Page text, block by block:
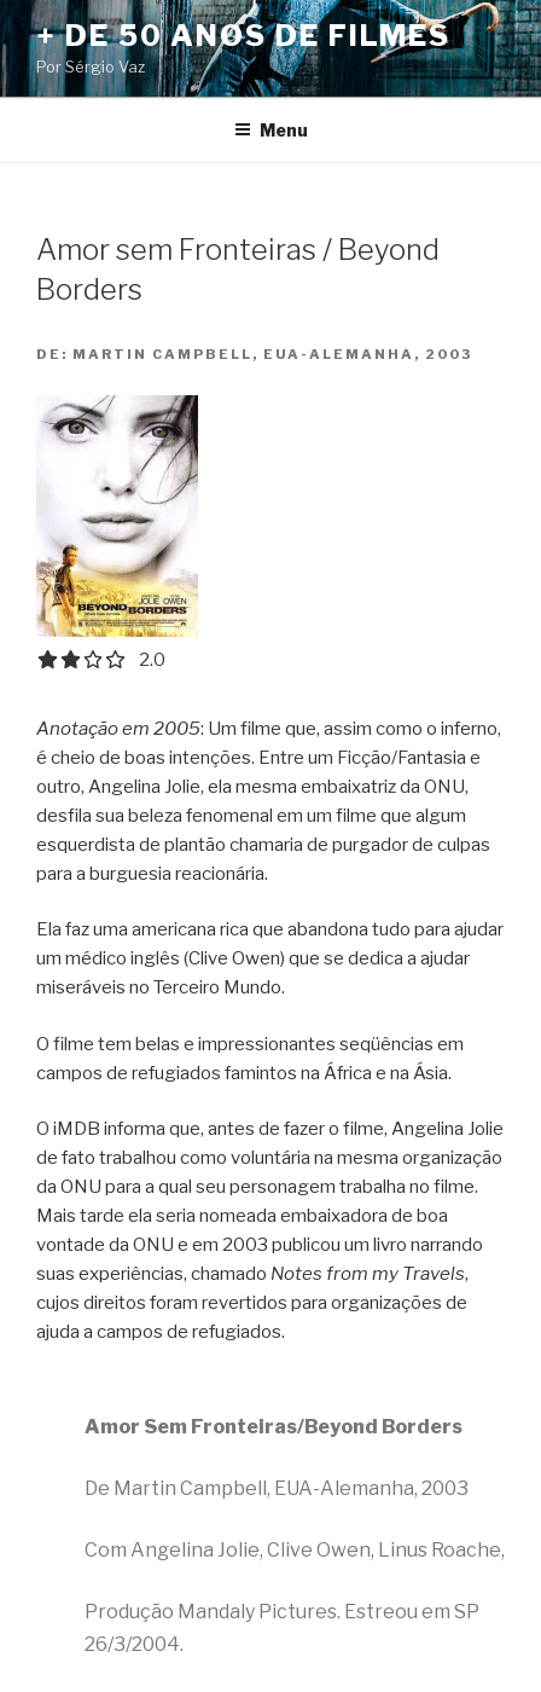
Pular
para
o
conteúdo
+ DE 50 ANOS DE FILMES
Por Sérgio Vaz
Menu
Amor sem Fronteiras / Beyond
Borders
DE: MARTIN CAMPBELL, EUA-ALEMANHA, 2003
2.0 out of 5.0 stars
2.0
Anotação em 2005: Um filme que, assim como o inferno,
é cheio de boas intenções. Entre um Ficção/Fantasia e
outro, Angelina Jolie, ela mesma embaixatriz da ONU,
desfila sua beleza fenomenal em um filme que algum
esquerdista de plantão chamaria de purgador de culpas
para a burguesia reacionária.
Ela faz uma americana rica que abandona tudo para ajudar
um médico inglês (Clive Owen) que se dedica a ajudar
miseráveis no Terceiro Mundo.
O filme tem belas e impressionantes seqüências em
campos de refugiados famintos na África e na Ásia.
O iMDB informa que, antes de fazer o filme, Angelina Jolie
de fato trabalhou como voluntária na mesma organização
da ONU para a qual seu personagem trabalha no filme.
Mais tarde ela seria nomeada embaixadora de boa
vontade da ONU e em 2003 publicou um livro narrando
suas experiências, chamado Notes from my Travels,
cujos direitos foram revertidos para organizações de
ajuda a campos de refugiados.
Amor Sem Fronteiras/Beyond Borders
De Martin Campbell, EUA-Alemanha, 2003
Com Angelina Jolie, Clive Owen, Linus Roache,
Produção Mandaly Pictures. Estreou em SP
26/3/2004.